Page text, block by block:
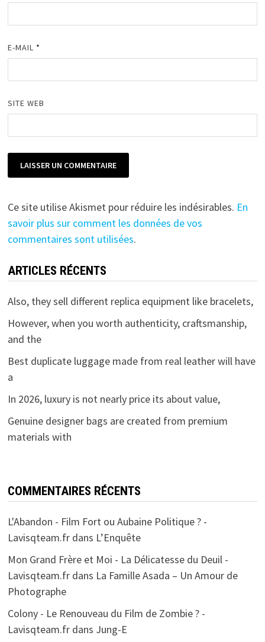
E-MAIL *
SITE WEB
Ce site utilise Akismet pour réduire les indésirables. En
savoir plus sur comment les données de vos
commentaires sont utilisées.
ARTICLES RÉCENTS
Also, they sell different replica equipment like bracelets,
However, when you worth authenticity, craftsmanship,
and the
Best duplicate luggage made from real leather will have
a
In 2026, luxury is not nearly price its about value,
Genuine designer bags are created from premium
materials with
COMMENTAIRES RÉCENTS
L'Abandon - Film Fort ou Aubaine Politique ? -
Lavisqteam.frdans L’Enquête
Mon Grand Frère et Moi - La Délicatesse du Deuil -
Lavisqteam.frdans La Famille Asada – Un Amour de
Photographe
Colony - Le Renouveau du Film de Zombie ? -
Lavisqteam.frdans Jung-E